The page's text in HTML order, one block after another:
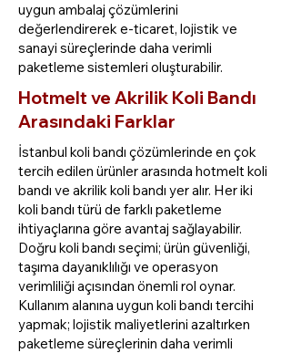
uygun ambalaj çözümlerini
değerlendirerek e-ticaret, lojistik ve
sanayi süreçlerinde daha verimli
paketleme sistemleri oluşturabilir.
Hotmelt ve Akrilik Koli Bandı
Arasındaki Farklar
İstanbul koli bandı çözümlerinde en çok
tercih edilen ürünler arasında hotmelt koli
bandı ve akrilik koli bandı yer alır. Her iki
koli bandı türü de farklı paketleme
ihtiyaçlarına göre avantaj sağlayabilir.
Doğru koli bandı seçimi; ürün güvenliği,
taşıma dayanıklılığı ve operasyon
verimliliği açısından önemli rol oynar.
Kullanım alanına uygun koli bandı tercihi
yapmak; lojistik maliyetlerini azaltırken
paketleme süreçlerinin daha verimli